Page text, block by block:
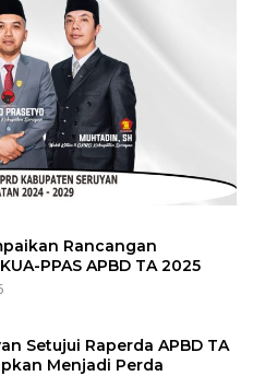
Rancangan
PPAS APBD TA 2025
Setujui Raperda APBD TA
Menjadi Perda